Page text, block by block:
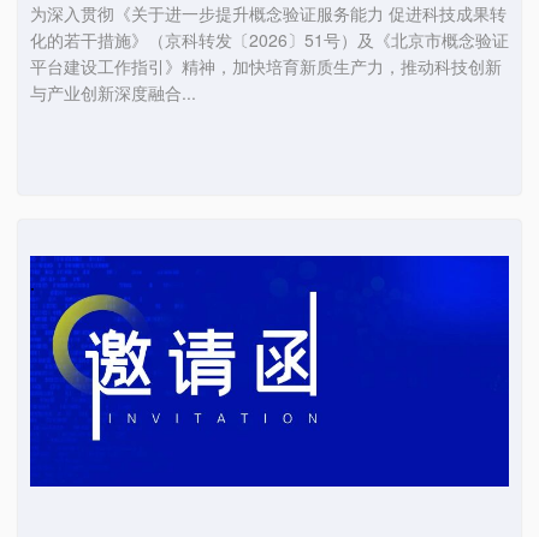
为深入贯彻《关于进一步提升概念验证服务能力 促进科技成果转
化的若干措施》（京科转发〔2026〕51号）及《北京市概念验证
平台建设工作指引》精神，加快培育新质生产力，推动科技创新
与产业创新深度融合...